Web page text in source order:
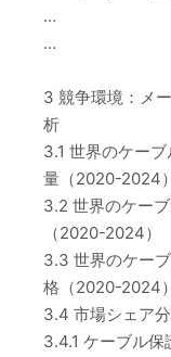
…
…
3 競争環境：メ
析
3.1 世界のケー
量（2020-2024）
3.2 世界のケー
（2020-2024）
3.3 世界のケー
格（2020-2024）
3.4 市場シェア
3.4.1 ケーブル